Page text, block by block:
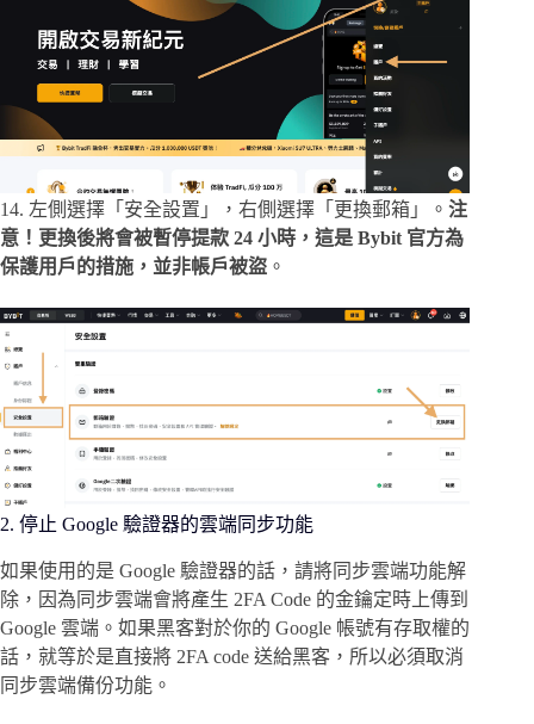
14. 左側選擇「安全設置」，右側選擇「更換郵箱」。 注
意！更換後將會被暫停提款 24 小時，這是 Bybit 官方為
保護用戶的措施，並非帳戶被盜 。
2. 停止 Google 驗證器的雲端同步功能
如果使用的是 Google 驗證器的話，請將同步雲端功能解
除，因為同步雲端會將產生 2FA Code 的金鑰定時上傳到
Google 雲端。如果黑客對於你的 Google 帳號有存取權的
話，就等於是直接將 2FA code 送給黑客，所以必須取消
同步雲端備份功能。